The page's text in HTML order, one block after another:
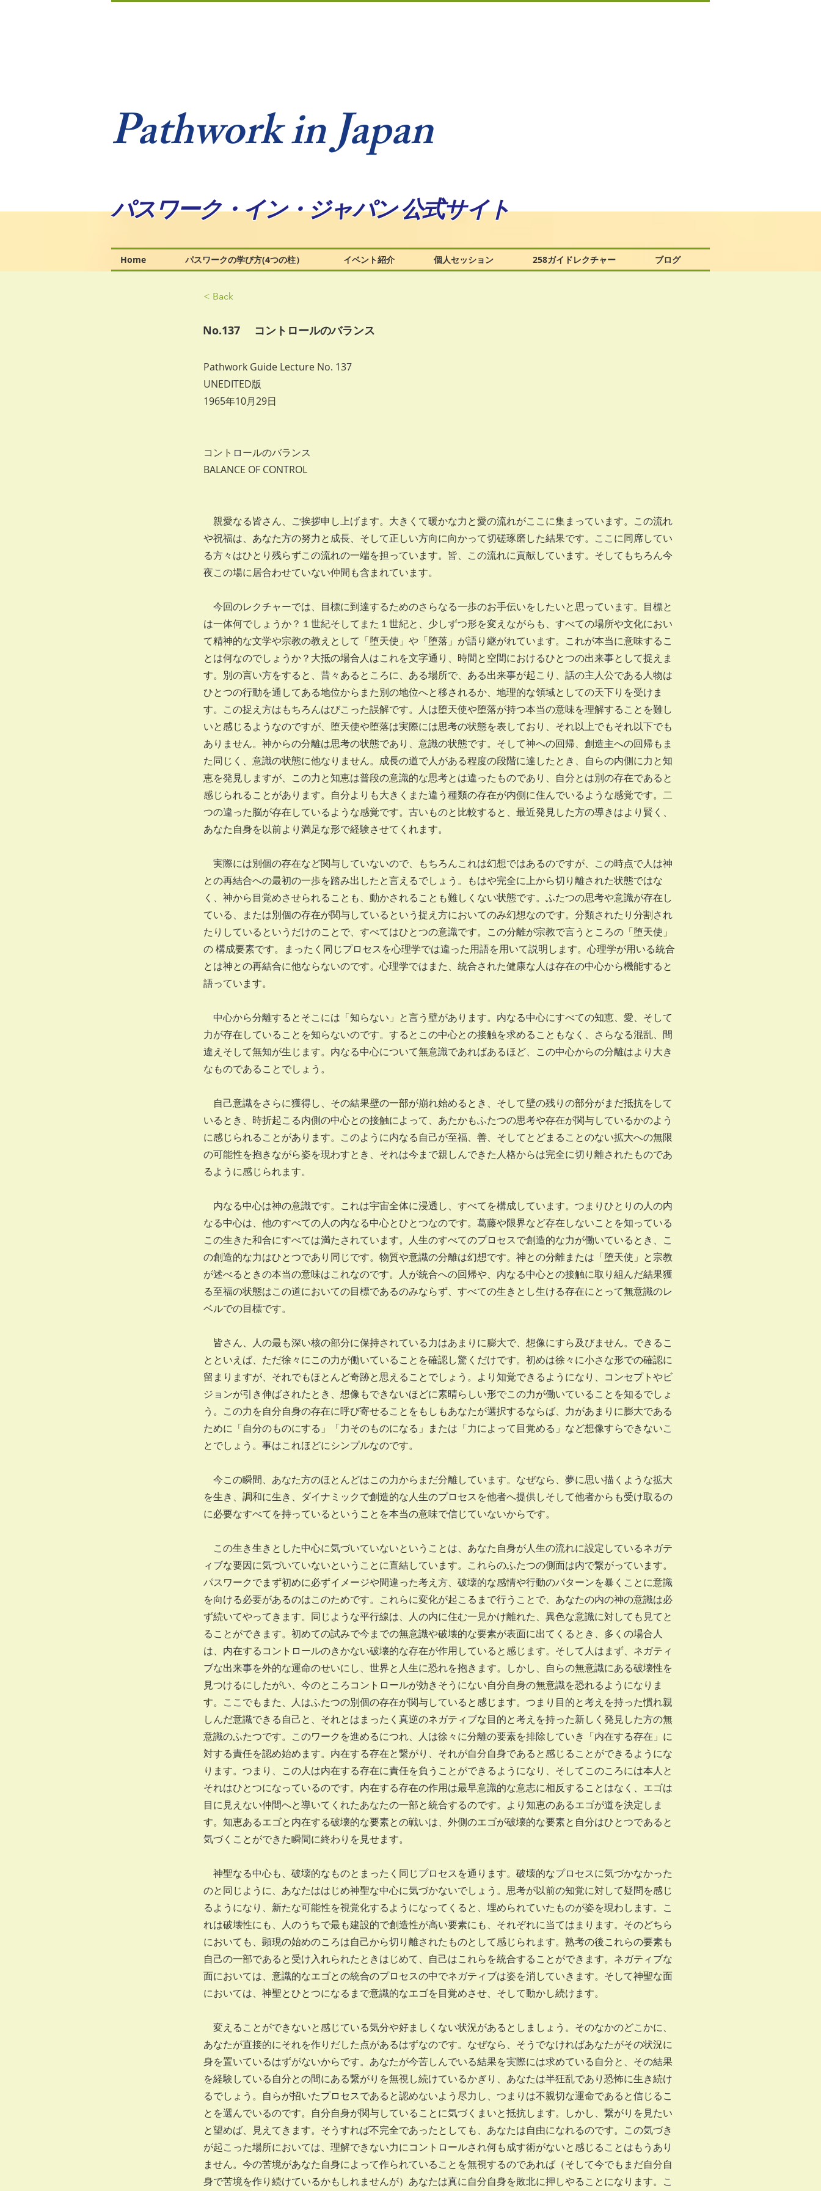
パスワーク・イン・ジャパン 公式サイト
Pathwork in Japan
Home パスワークの学び方(4つの柱） イベント紹介 個人セッション 258ガイドレクチャー ブログ
< Back
No.137 コントロールのバランス
Pathwork Guide Lecture No. 137
UNEDITED版
1965年10月29日
コントロールのバランス
BALANCE OF CONTROL
親愛なる皆さん、ご挨拶申し上げます。大きくて暖かな力と愛の流れがここに集まっています。この流れ
や祝福は、あなた方の努力と成長、そして正しい方向に向かって切磋琢磨した結果です。ここに同席してい
る方々はひとり残らずこの流れの一端を担っています。皆、この流れに貢献しています。そしてもちろん今
夜この場に居合わせていない仲間も含まれています。
今回のレクチャーでは、目標に到達するためのさらなる一歩のお手伝いをしたいと思っています。目標と
は一体何でしょうか？１世紀そしてまた１世紀と、少しずつ形を変えながらも、すべての場所や文化におい
て精神的な文学や宗教の教えとして「堕天使」や「堕落」が語り継がれています。これが本当に意味するこ
とは何なのでしょうか？大抵の場合人はこれを文字通り、時間と空間におけるひとつの出来事として捉えま
す。別の言い方をすると、昔々あるところに、ある場所で、ある出来事が起こり、話の主人公である人物は
ひとつの行動を通してある地位からまた別の地位へと移されるか、地理的な領域としての天下りを受けま
す。この捉え方はもちろんはびこった誤解です。人は堕天使や堕落が持つ本当の意味を理解することを難し
いと感じるようなのですが、堕天使や堕落は実際には思考の状態を表しており、それ以上でもそれ以下でも
ありません。神からの分離は思考の状態であり、意識の状態です。そして神への回帰、創造主への回帰もま
た同じく、意識の状態に他なりません。成長の道で人がある程度の段階に達したとき、自らの内側に力と知
恵を発見しますが、この力と知恵は普段の意識的な思考とは違ったものであり、自分とは別の存在であると
感じられることがあります。自分よりも大きくまた違う種類の存在が内側に住んでいるような感覚です。二
つの違った脳が存在しているような感覚です。古いものと比較すると、最近発見した方の導きはより賢く、
あなた自身を以前より満足な形で経験させてくれます。
実際には別個の存在など関与していないので、もちろんこれは幻想ではあるのですが、この時点で人は神
との再結合への最初の一歩を踏み出したと言えるでしょう。もはや完全に上から切り離された状態ではな
く、神から目覚めさせられることも、動かされることも難しくない状態です。ふたつの思考や意識が存在し
ている、または別個の存在が関与しているという捉え方においてのみ幻想なのです。分類されたり分割され
たりしているというだけのことで、すべてはひとつの意識です。この分離が宗教で言うところの「堕天使」
の 構成要素です。まったく同じプロセスを心理学では違った用語を用いて説明します。心理学が用いる統合
とは神との再結合に他ならないのです。心理学ではまた、統合された健康な人は存在の中心から機能すると
語っています。
中心から分離するとそこには「知らない」と言う壁があります。内なる中心にすべての知恵、愛、そして
力が存在していることを知らないのです。するとこの中心との接触を求めることもなく、さらなる混乱、間
違えそして無知が生じます。内なる中心について無意識であればあるほど、この中心からの分離はより大き
なものであることでしょう。
自己意識をさらに獲得し、その結果壁の一部が崩れ始めるとき、そして壁の残りの部分がまだ抵抗をして
いるとき、時折起こる内側の中心との接触によって、あたかもふたつの思考や存在が関与しているかのよう
に感じられることがあります。このように内なる自己が至福、善、そしてとどまることのない拡大への無限
の可能性を抱きながら姿を現わすとき、それは今まで親しんできた人格からは完全に切り離されたものであ
るように感じられます。
内なる中心は神の意識です。これは宇宙全体に浸透し、すべてを構成しています。つまりひとりの人の内
なる中心は、他のすべての人の内なる中心とひとつなのです。葛藤や限界など存在しないことを知っている
この生きた和合にすべては満たされています。人生のすべてのプロセスで創造的な力が働いているとき、こ
の創造的な力はひとつであり同じです。物質や意識の分離は幻想です。神との分離または「堕天使」と宗教
が述べるときの本当の意味はこれなのです。人が統合への回帰や、内なる中心との接触に取り組んだ結果獲
る至福の状態はこの道においての目標であるのみならず、すべての生きとし生ける存在にとって無意識のレ
ベルでの目標です。
皆さん、人の最も深い核の部分に保持されている力はあまりに膨大で、想像にすら及びません。できるこ
とといえば、ただ徐々にこの力が働いていることを確認し驚くだけです。初めは徐々に小さな形での確認に
留まりますが、それでもほとんど奇跡と思えることでしょう。より知覚できるようになり、コンセプトやビ
ジョンが引き伸ばされたとき、想像もできないほどに素晴らしい形でこの力が働いていることを知るでしょ
う。この力を自分自身の存在に呼び寄せることをもしもあなたが選択するならば、力があまりに膨大である
ために「自分のものにする」「力そのものになる」または「力によって目覚める」など想像すらできないこ
とでしょう。事はこれほどにシンプルなのです。
今この瞬間、あなた方のほとんどはこの力からまだ分離しています。なぜなら、夢に思い描くような拡大
を生き、調和に生き、ダイナミックで創造的な人生のプロセスを他者へ提供しそして他者からも受け取るの
に必要なすべてを持っているということを本当の意味で信じていないからです。
この生き生きとした中心に気づいていないということは、あなた自身が人生の流れに設定しているネガテ
ィブな要因に気づいていないということに直結しています。これらのふたつの側面は内で繋がっています。
パスワークでまず初めに必ずイメージや間違った考え方、破壊的な感情や行動のパターンを暴くことに意識
を向ける必要があるのはこのためです。これらに変化が起こるまで行うことで、あなたの内の神の意識は必
ず続いてやってきます。同じような平行線は、人の内に住む一見かけ離れた、異色な意識に対しても見てと
ることができます。初めての試みで今までの無意識や破壊的な要素が表面に出てくるとき、多くの場合人
は、内在するコントロールのきかない破壊的な存在が作用していると感じます。そして人はまず、ネガティ
ブな出来事を外的な運命のせいにし、世界と人生に恐れを抱きます。しかし、自らの無意識にある破壊性を
見つけるにしたがい、今のところコントロールが効きそうにない自分自身の無意識を恐れるようになりま
す。ここでもまた、人はふたつの別個の存在が関与していると感じます。つまり目的と考えを持った慣れ親
しんだ意識できる自己と、それとはまったく真逆のネガティブな目的と考えを持った新しく発見した方の無
意識のふたつです。このワークを進めるにつれ、人は徐々に分離の要素を排除していき「内在する存在」に
対する責任を認め始めます。内在する存在と繋がり、それが自分自身であると感じることができるようにな
ります。つまり、この人は内在する存在に責任を負うことができるようになり、そしてこのころには本人と
それはひとつになっているのです。内在する存在の作用は最早意識的な意志に相反することはなく、エゴは
目に見えない仲間へと導いてくれたあなたの一部と統合するのです。より知恵のあるエゴが道を決定しま
す。知恵あるエゴと内在する破壊的な要素との戦いは、外側のエゴが破壊的な要素と自分はひとつであると
気づくことができた瞬間に終わりを見せます。
神聖なる中心も、破壊的なものとまったく同じプロセスを通ります。破壊的なプロセスに気づかなかった
のと同じように、あなたははじめ神聖な中心に気づかないでしょう。思考が以前の知覚に対して疑問を感じ
るようになり、新たな可能性を視覚化するようになってくると、埋められていたものが姿を現わします。こ
れは破壊性にも、人のうちで最も建設的で創造性が高い要素にも、それぞれに当てはまります。そのどちら
においても、顕現の始めのころは自己から切り離されたものとして感じられます。熟考の後これらの要素も
自己の一部であると受け入れられたときはじめて、自己はこれらを統合することができます。ネガティブな
面においては、意識的なエゴとの統合のプロセスの中でネガティブは姿を消していきます。そして神聖な面
においては、神聖とひとつになるまで意識的なエゴを目覚めさせ、そして動かし続けます。
変えることができないと感じている気分や好ましくない状況があるとしましょう。そのなかのどこかに、
あなたが直接的にそれを作りだした点があるはずなのです。なぜなら、そうでなければあなたがその状況に
身を置いているはずがないからです。あなたが今苦しんでいる結果を実際には求めている自分と、その結果
を経験している自分との間にある繋がりを無視し続けているかぎり、あなたは半狂乱であり恐怖に生き続け
るでしょう。自らが招いたプロセスであると認めないよう尽力し、つまりは不親切な運命であると信じるこ
とを選んでいるのです。自分自身が関与していることに気づくまいと抵抗します。しかし、繋がりを見たい
と望めば、見えてきます。そうすれば不完全であったとしても、あなたは自由になれるのです。この気づき
が起こった場所においては、理解できない力にコントロールされ何も成す術がないと感じることはもうあり
ません。今の苦境があなた自身によって作られていることを無視するのであれば（そして今でもまだ自分自
身で苦境を作り続けているかもしれませんが）あなたは真に自分自身を敗北に押しやることになります。こ